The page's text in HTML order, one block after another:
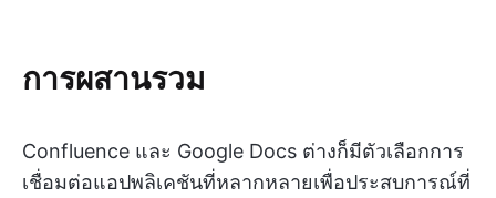
การผสานรวม
Confluence และ Google Docs ต่างก็มีตัวเลือกการ
เชื่อมต่อแอปพลิเคชันที่หลากหลายเพื่อประสบการณ์ที่